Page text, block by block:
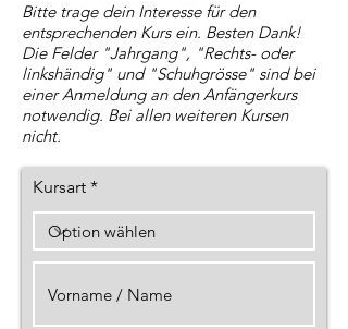
Bitte trage dein Interesse für den
entsprechenden Kurs ein. Besten Dank!
Die Felder "Jahrgang", "Rechts- oder
linkshändig" und "Schuhgrösse" sind bei
einer Anmeldung an den Anfängerkurs
notwendig. Bei allen weiteren Kursen
nicht.
Kursart